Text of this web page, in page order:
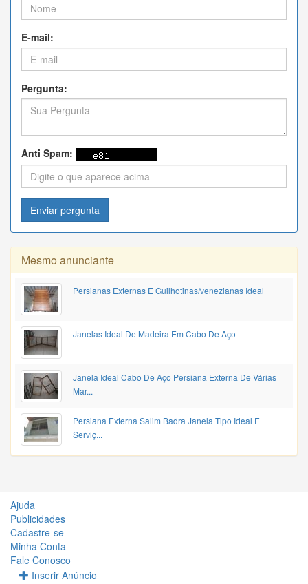
E-mail:
Pergunta:
Anti Spam:
Enviar pergunta
Mesmo anunciante
Persianas Externas E Guilhotinas/venezianas Ideal
Janelas Ideal De Madeira Em Cabo De Aço
Janela Ideal Cabo De Aço Persiana Externa De Várias
Mar...
Persiana Externa Salim Badra Janela Tipo Ideal E
Serviç...
Ajuda
Publicidades
Cadastre-se
Minha Conta
Fale Conosco
Inserir Anúncio